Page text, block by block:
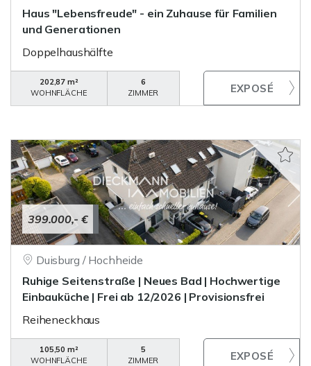
Haus "Lebensfreude" - ein Zuhause für Familien
und Generationen
Doppelhaushälfte
202,87 m²
WOHNFLÄCHE
6
ZIMMER
399.000,- €
Duisburg / Hochheide
Ruhige Seitenstraße | Neues Bad | Hochwertige
Einbauküche | Frei ab 12/2026 | Provisionsfrei
Reiheneckhaus
105,50 m²
WOHNFLÄCHE
5
ZIMMER